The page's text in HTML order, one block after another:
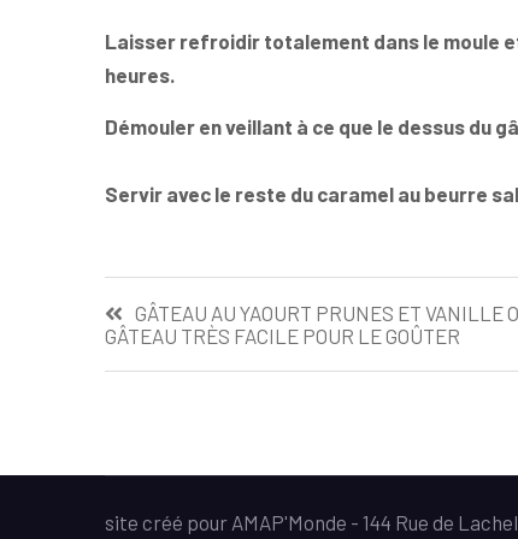
Laisser refroidir totalement dans le moule
heures.
Démouler en veillant à ce que le dessus du
Servir avec le reste du caramel au beurre
Navigation
de
GÂTEAU AU YAOURT PRUNES ET VANILLE
GÂTEAU TRÈS FACILE POUR LE GOÛTER
site créé pour AMAP'Monde - 144 Rue de